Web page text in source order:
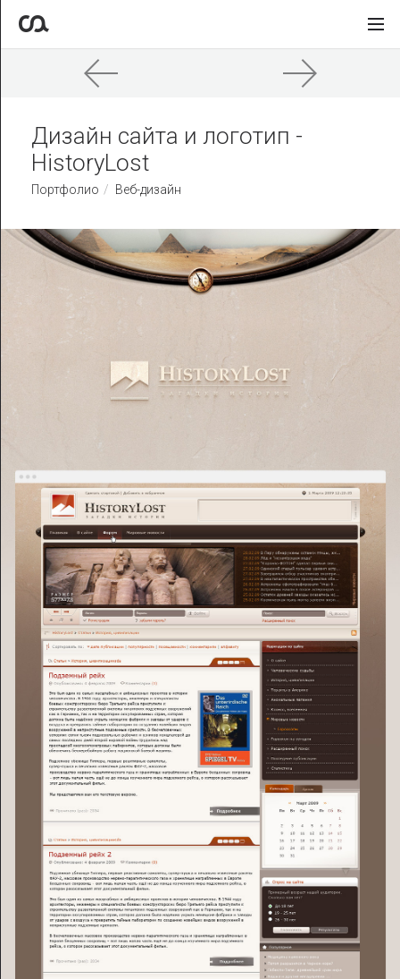
Дизайн сайта и логотип -
HistoryLost
Портфолио Веб-дизайн